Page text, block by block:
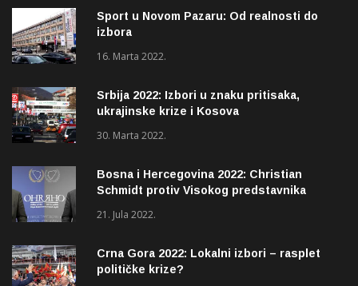
Sport u Novom Pazaru: Od realnosti do
izbora
16. Marta 2022.
Srbija 2022: Izbori u znaku pritisaka,
ukrajinske krize i Kosova
30. Marta 2022.
Bosna i Hercegovina 2022: Christian
Schmidt protiv Visokog predstavnika
21. Jula 2022.
Crna Gora 2022: Lokalni izbori – rasplet
političke krize?